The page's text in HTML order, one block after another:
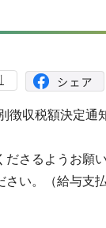
徴収税額決定通
さるようお願い
い。（給与支